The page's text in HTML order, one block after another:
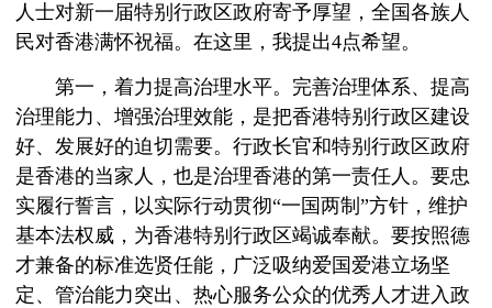
人士对新一届特别行政区政府寄予厚望，全国各族人
民对香港满怀祝福。在这里，我提出4点希望。
第一，着力提高治理水平。完善治理体系、提高
治理能力、增强治理效能，是把香港特别行政区建设
好、发展好的迫切需要。行政长官和特别行政区政府
是香港的当家人，也是治理香港的第一责任人。要忠
实履行誓言，以实际行动贯彻“一国两制”方针，维护
基本法权威，为香港特别行政区竭诚奉献。要按照德
才兼备的标准选贤任能，广泛吸纳爱国爱港立场坚
定、管治能力突出、热心服务公众的优秀人才进入政